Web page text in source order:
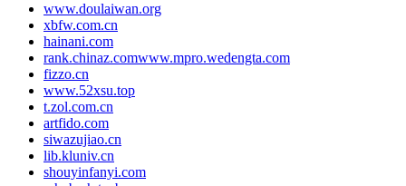
www.doulaiwan.org
xbfw.com.cn
hainani.com
rank.chinaz.comwww.mpro.wedengta.com
fizzo.cn
www.52xsu.top
t.zol.com.cn
artfido.com
siwazujiao.cn
lib.kluniv.cn
shouyinfanyi.com